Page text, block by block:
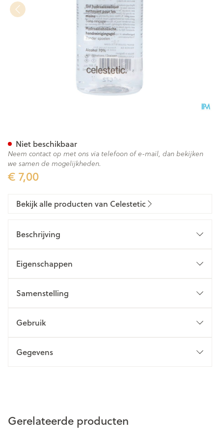
€ 7,00
Niet beschikbaar
Neem contact op met ons via telefoon of e-mail, dan bekijken
we samen de mogelijkheden.
Bekijk alle producten van Celestetic
Beschrijving
Eigenschappen
Samenstelling
Gebruik
Gegevens
Gerelateerde producten